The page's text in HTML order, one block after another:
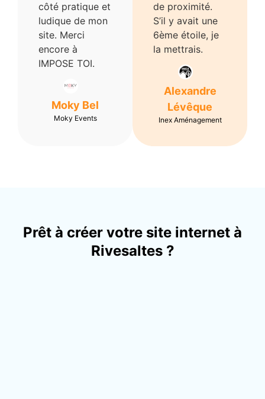
côté pratique et
ludique de mon
site. Merci
encore à
IMPOSE TOI.
Moky Bel
Moky Events
de proximité.
S’il y avait une
6ème étoile, je
la mettrais.
Alexandre
Lévêque
Inex Aménagement
Prêt à créer votre site internet à
Rivesaltes ?